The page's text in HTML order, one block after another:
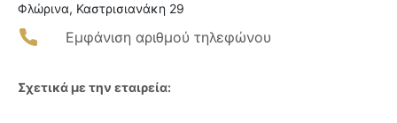
Φλώρινα, Καστρισιανάκη 29
Εμφάνιση αριθμού τηλεφώνου
Σχετικά με την εταιρεία: